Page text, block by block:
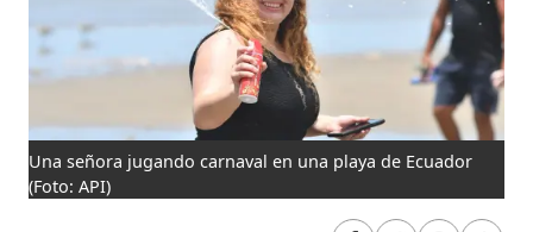
Una señora jugando carnaval en una playa de Ecuador
(Foto: API)